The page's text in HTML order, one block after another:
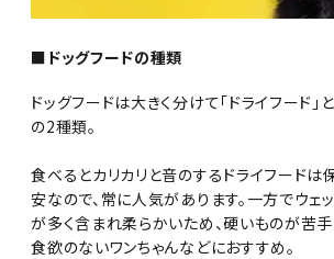
■ドッグフードの種類
ドッグフードは大きく分けて「ドライフード」と
の2種類。
食べるとカリカリと音のするドライフードは
安なので、常に人気があります。一方でウェ
が多く含まれ柔らかいため、硬いものが苦
食欲のないワンちゃんなどにおすすめ。